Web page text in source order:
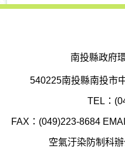
南投縣政府
540225南投縣南投市
TEL：
FAX：(049)223-8684
空氣汙染防制科